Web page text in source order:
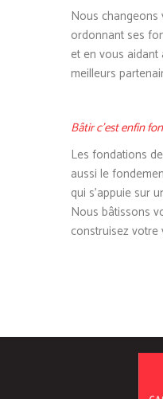
Nous changeons
ordonnant ses
et en vous
meilleurs
Bâtir c’est enfin
Les fondations
aussi le
qui s’appuie sur
Nous bâtissons
construisez votre